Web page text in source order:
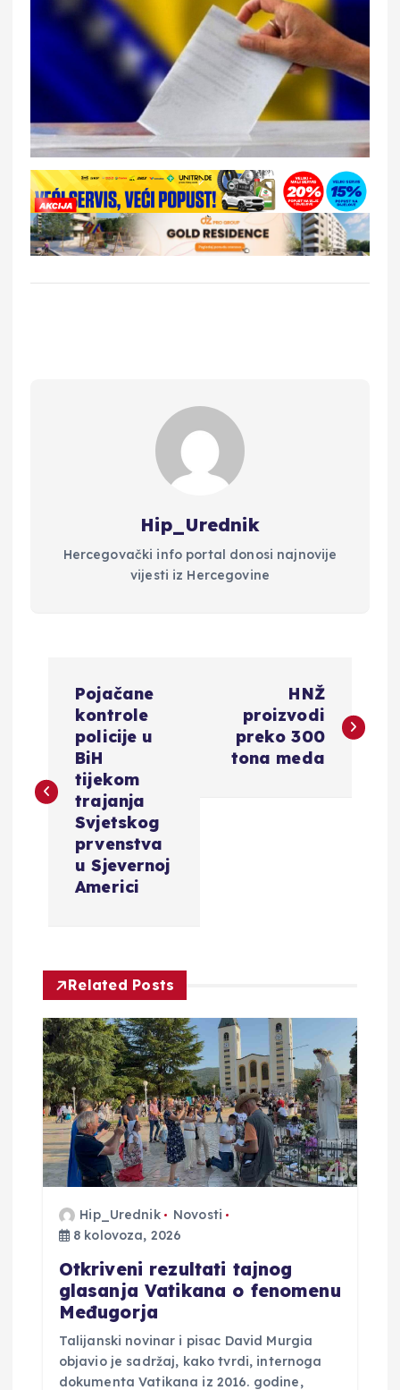
Hip_Urednik
Hercegovački info portal donosi najnovije
vijesti iz Hercegovine
i
a
o
b
Pojačane
kontrole
policije u
BiH
tijekom
trajanja
Svjetskog
prvenstva
u Sjevernoj
Americi
HNŽ
proizvodi
preko 300
tona meda
Related Posts
Hip_Urednik
Novosti
8 kolovoza, 2026
Otkriveni rezultati tajnog
glasanja Vatikana o fenomenu
Međugorja
Talijanski novinar i pisac David Murgia
objavio je sadržaj, kako tvrdi, internoga
dokumenta Vatikana iz 2016. godine,